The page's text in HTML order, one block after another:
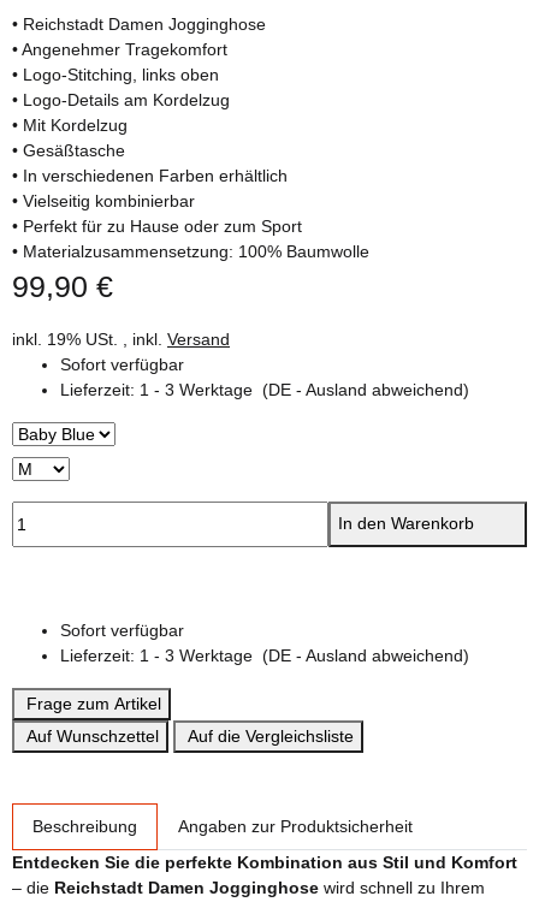
• Reichstadt Damen Jogginghose
• Angenehmer Tragekomfort
• Logo-Stitching, links oben
• Logo-Details am Kordelzug
• Mit Kordelzug
• Gesäßtasche
• In verschiedenen Farben erhältlich
• Vielseitig kombinierbar
• Perfekt für zu Hause oder zum Sport
• Materialzusammensetzung: 100% Baumwolle
99,90 €
inkl. 19% USt. , inkl. Versand
Sofort verfügbar
Lieferzeit: 1 - 3 Werktage (DE - Ausland abweichend)
In den Warenkorb
Sofort verfügbar
Lieferzeit: 1 - 3 Werktage (DE - Ausland abweichend)
Frage zum Artikel
Auf Wunschzettel
Auf die Vergleichsliste
Beschreibung
Angaben zur Produktsicherheit
Entdecken Sie die perfekte Kombination aus Stil und Komfort
– die Reichstadt Damen Jogginghose wird schnell zu Ihrem